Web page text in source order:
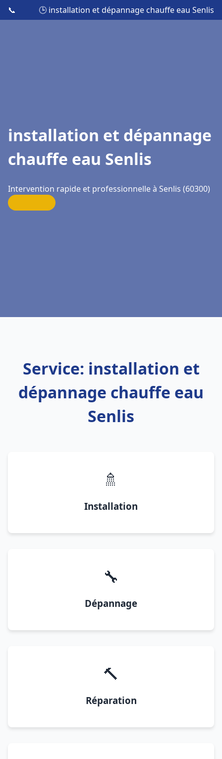
📞 🕒 installation et dépannage chauffe eau Senlis
installation et dépannage
chauffe eau Senlis
Intervention rapide et professionnelle à Senlis (60300)
Service: installation et
dépannage chauffe eau
Senlis
🚿
Installation
🔧
Dépannage
🔨
Réparation